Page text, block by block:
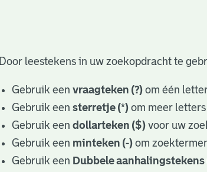
Door leestekens in uw zoekopdracht te
Gebruik eenvraagteken (?) om één
Gebruik eensterretje (*) om meer
Gebruik eendollarteken ($) voor uw
Gebruik een minteken (-) om
Gebruik een Dubbele aanhalingstekens